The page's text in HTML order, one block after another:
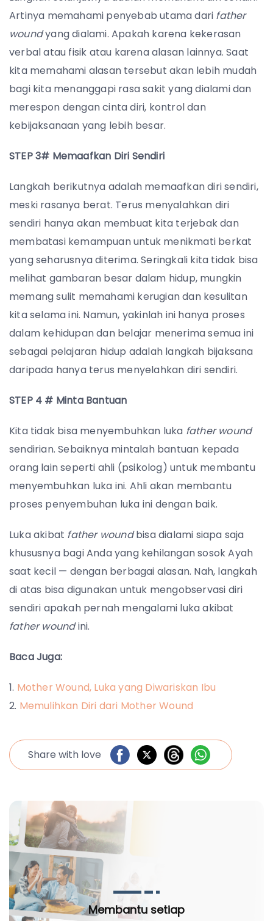
Artinya memahami penyebab utama dari father
woundyang dialami. Apakah karena kekerasan
verbal atau fisik atau karena alasan lainnya. Saat
kita memahami alasan tersebut akan lebih mudah
bagi kita menanggapi rasa sakit yang dialami dan
merespon dengan cinta diri, kontrol dan
kebijaksanaan yang lebih besar.
STEP 3# Memaafkan Diri Sendiri
Langkah berikutnya adalah memaafkan diri sendiri,
meski rasanya berat. Terus menyalahkan diri
sendiri hanya akan membuat kita terjebak dan
membatasi kemampuan untuk menikmati berkat
yang seharusnya diterima. Seringkali kita tidak bisa
melihat gambaran besar dalam hidup, mungkin
memang sulit memahami kerugian dan kesulitan
kita selama ini. Namun, yakinlah ini hanya proses
dalam kehidupan dan belajar menerima semua ini
sebagai pelajaran hidup adalah langkah bijaksana
daripada hanya terus menyelahkan diri sendiri.
STEP 4 # Minta Bantuan
Kita tidak bisa menyembuhkan luka father wound
sendirian. Sebaiknya mintalah bantuan kepada
orang lain seperti ahli (psikolog) untuk membantu
menyembuhkan luka ini. Ahli akan membantu
proses penyembuhan luka ini dengan baik.
Luka akibat father woundbisa dialami siapa saja
khususnya bagi Anda yang kehilangan sosok Ayah
saat kecil — dengan berbagai alasan. Nah, langkah
di atas bisa digunakan untuk mengobservasi diri
sendiri apakah pernah mengalami luka akibat
father woundini.
Baca Juga:
Mother Wound, Luka yang Diwariskan Ibu
Memulihkan Diri dari Mother Wound
Share with love
Membantu setiap